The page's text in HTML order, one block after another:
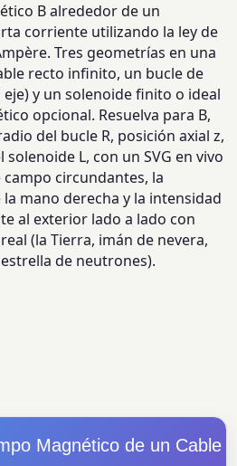
B alrededor de un
corriente utilizando la ley de
Tres geometrías en una
recto infinito, un bucle de
y un solenoide finito o ideal
opcional. Resuelva para B,
del bucle R, posición axial z,
L, con un SVG en vivo
circundantes, la
mano derecha y la intensidad
al exterior lado a lado con
(la Tierra, imán de nevera,
de neutrones).
Magnético de un Cable